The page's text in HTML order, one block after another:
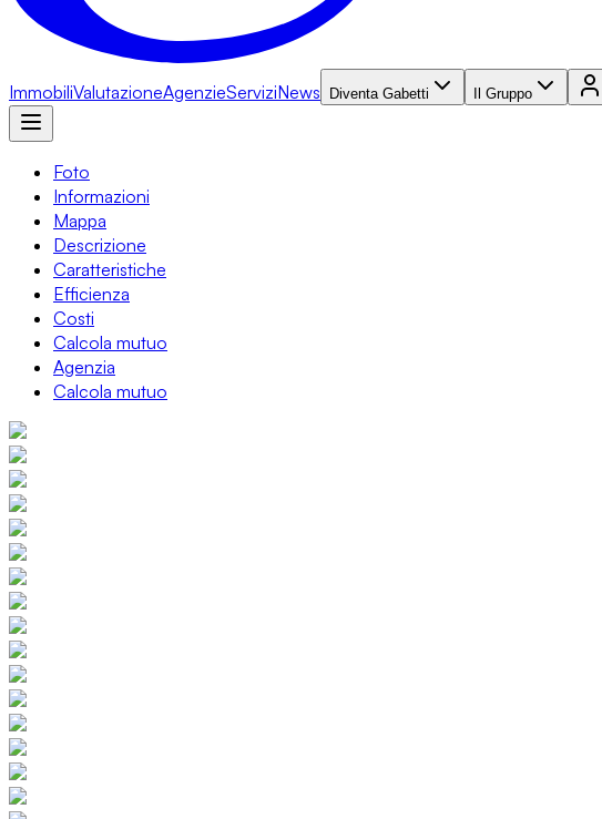
ImmobiliValutazioneAgenzieServiziNews Diventa Gabetti Il Gruppo
Foto
Informazioni
Mappa
Descrizione
Caratteristiche
Efficienza
Costi
Calcola mutuo
Agenzia
Calcola mutuo